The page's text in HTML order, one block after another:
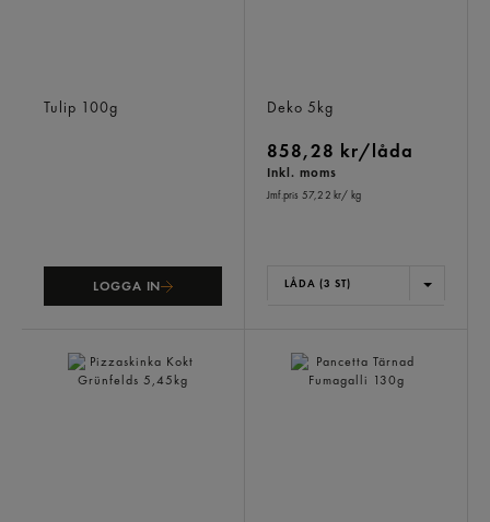
Tulip 100g
LOGGA IN
Deko 5kg
858,28 kr/låda
Inkl. moms
Jmf.pris 57,22 kr/ kg
LÅDA (3 ST)